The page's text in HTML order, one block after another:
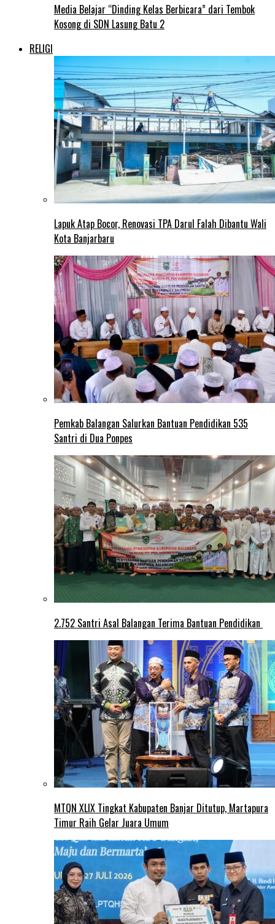
Media Belajar “Dinding Kelas Berbicara” dari Tembok
Kosong di SDN Lasung Batu 2
RELIGI
Lapuk Atap Bocor, Renovasi TPA Darul Falah Dibantu Wali
Kota Banjarbaru
Pemkab Balangan Salurkan Bantuan Pendidikan 535
Santri di Dua Ponpes
2.752 Santri Asal Balangan Terima Bantuan Pendidikan
MTQN XLIX Tingkat Kabupaten Banjar Ditutup, Martapura
Timur Raih Gelar Juara Umum